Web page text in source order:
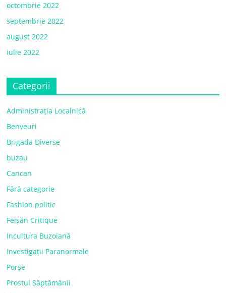
octombrie 2022
septembrie 2022
august 2022
iulie 2022
Categorii
Administrația Localnică
Benveuri
Brigada Diverse
buzau
Cancan
Fără categorie
Fashion politic
Feișăn Critique
Incultura Buzoiană
Investigații Paranormale
Porșe
Prostul Săptămânii